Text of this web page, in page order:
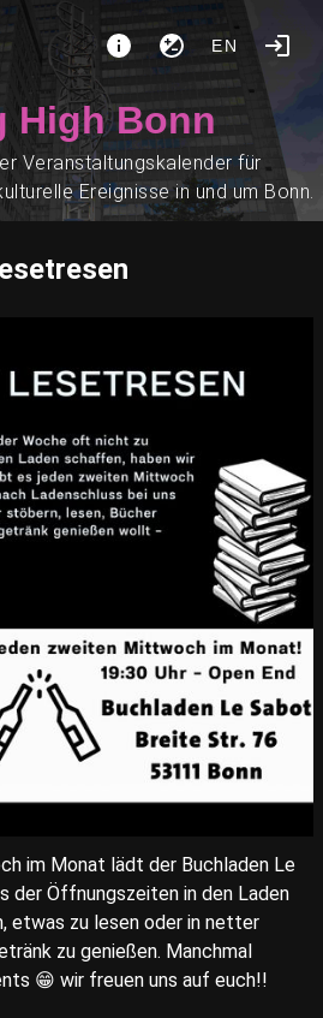
EN
High Bonn
Veranstaltungskalender für
Ereignisse in und um Bonn.
im Monat lädt der Buchladen Le
der Öffnungszeiten in den Laden
etwas zu lesen oder in netter
zu genießen. Manchmal
😁 wir freuen uns auf euch!!